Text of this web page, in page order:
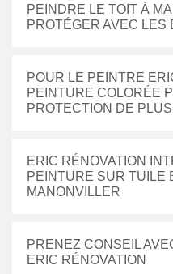
PEINDRE LE TOIT À
PROTÉGER AVEC LES
POUR LE PEINTRE
PEINTURE COLORÉE
PROTECTION DE PLUS
ERIC RÉNOVATION
PEINTURE SUR TUILE
MANONVILLER
PRENEZ CONSEIL
ERIC RÉNOVATION